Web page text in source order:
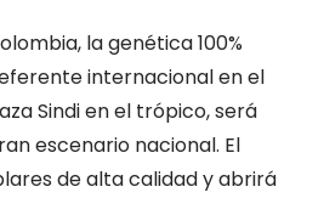
la genética 100%
internacional en el
Sindi en el trópico, será
escenario nacional. El
de alta calidad y abrirá